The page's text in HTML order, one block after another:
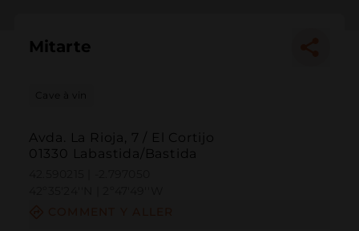
Mitarte
Cave à vin
Avda. La Rioja, 7 / El Cortijo
01330 Labastida/Bastida